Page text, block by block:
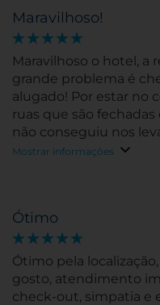
Maravilhoso!
Maravilhoso o hotel, a
grande problema é
alugado! Por estar no
ruas que são
não conseguiu nos
começamos andar a
Mostrar informações
Ótimo
Ótimo pela
gosto, atendimento
check-out, simpatia e